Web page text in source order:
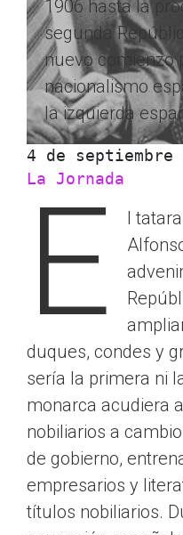
1906 hasta la
segunda
nuevo comienzo
nacionalismo
la izquierda
La Jornada
E
l
duques, condes y
sería la primera ni
monarca acudiera
nobiliarios a
de gobierno,
empresarios y
títulos nobiliarios.